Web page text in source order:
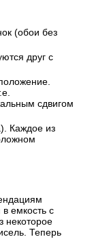
(обои без
друг с
сдвигом
Каждое из
емкость с
некоторое
Теперь